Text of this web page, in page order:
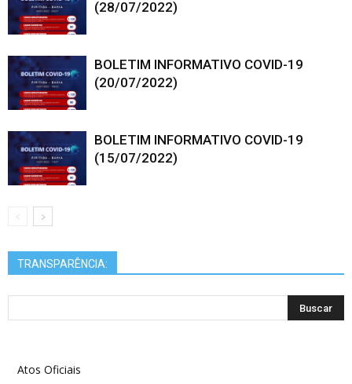
(28/07/2022)
BOLETIM INFORMATIVO COVID-19
(20/07/2022)
BOLETIM INFORMATIVO COVID-19
(15/07/2022)
TRANSPARÊNCIA:
Atos Oficiais